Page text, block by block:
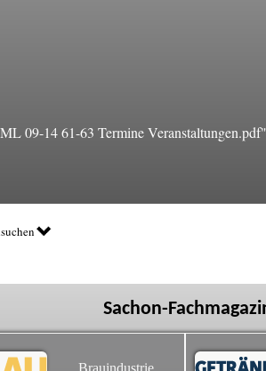
09-14 61-63 Termine Veranstaltungen.pdf"
Sachon-
Brauindustrie